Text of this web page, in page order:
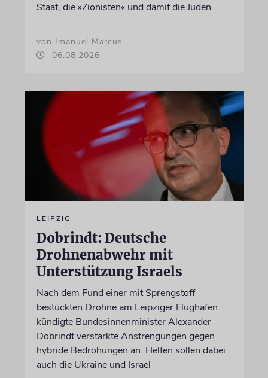
Staat, die »Zionisten« und damit die Juden
von Imanuel Marcus
06.08.2026
LEIPZIG
Dobrindt: Deutsche
Drohnenabwehr mit
Unterstützung Israels
Nach dem Fund einer mit Sprengstoff
bestückten Drohne am Leipziger Flughafen
kündigte Bundesinnenminister Alexander
Dobrindt verstärkte Anstrengungen gegen
hybride Bedrohungen an. Helfen sollen dabei
auch die Ukraine und Israel